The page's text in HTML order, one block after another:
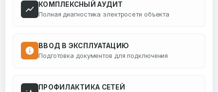
КОМПЛЕКСНЫЙ АУДИТ
Полная диагностика электросети объекта
ВВОД В ЭКСПЛУАТАЦИЮ
Подготовка документов для подключения
ПРОФИЛАКТИКА СЕТЕЙ